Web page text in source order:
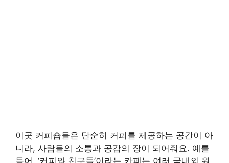
이곳 커피숍들은 단순히 커피를 제공하는 공간이 아
니라, 사람들의 소통과 공감의 장이 되어줘요. 예를